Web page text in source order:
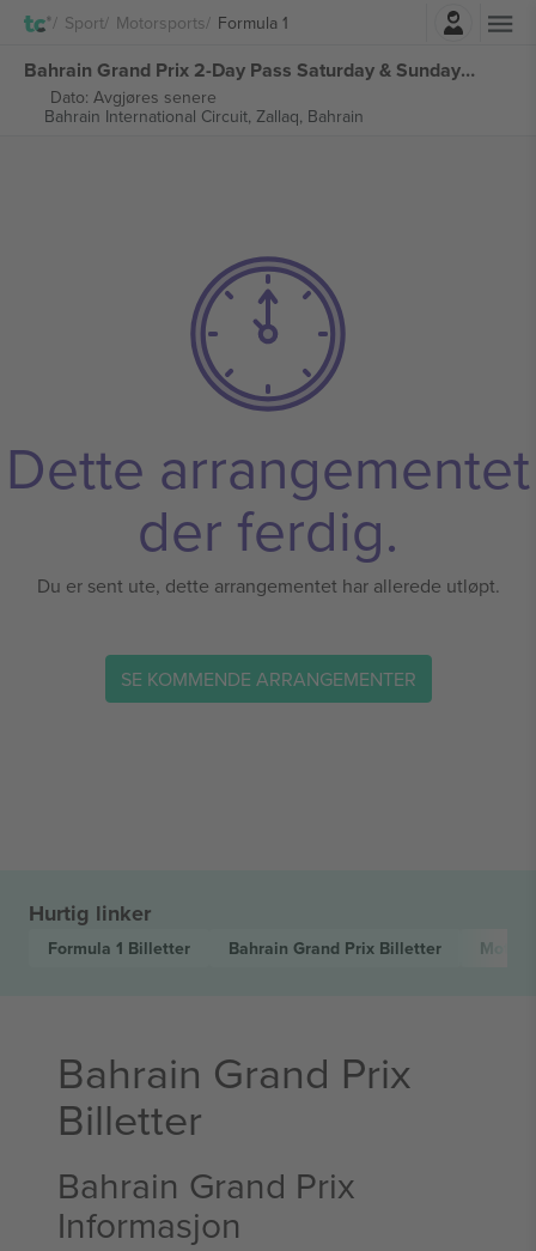
Sport Motorsports Formula 1
Bahrain Grand Prix 2-Day Pass Saturday & Sunday Ticket Formula 1 billetter
Dato: Avgjøres senere
Bahrain International Circuit, Zallaq, Bahrain
Dette arrangementet
der ferdig.
Du er sent ute, dette arrangementet har allerede utløpt.
SE KOMMENDE ARRANGEMENTER
Hurtig linker
Formula 1 Billetter Bahrain Grand Prix Billetter
Bahrain Grand Prix
Billetter
Bahrain Grand Prix
Informasjon